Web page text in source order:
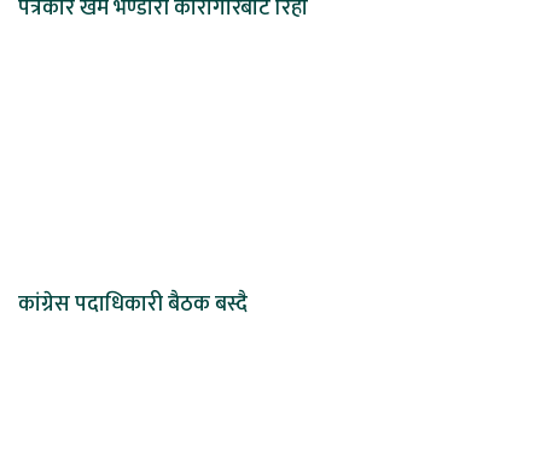
पत्रकार खेम भण्डारी कारागारबाट रिहा
कांग्रेस पदाधिकारी बैठक बस्दै